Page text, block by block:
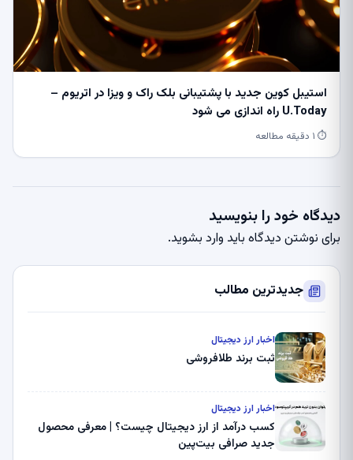
استیبل کوین جدید با پشتیبانی بلک راک و ویزا در اتریوم –
U.Today راه اندازی می شود
⏱ ۱ دقیقه مطالعه
دیدگاه خود را بنویسید
برای نوشتن دیدگاه باید وارد بشوید.
جدیدترین مطالب
اخبار ارز دیجیتال
ثبت برند طلافروشی
اخبار ارز دیجیتال
کسب درآمد از ارز دیجیتال چیست؟ | معرفی محصول
جدید صرافی بیت‌پین